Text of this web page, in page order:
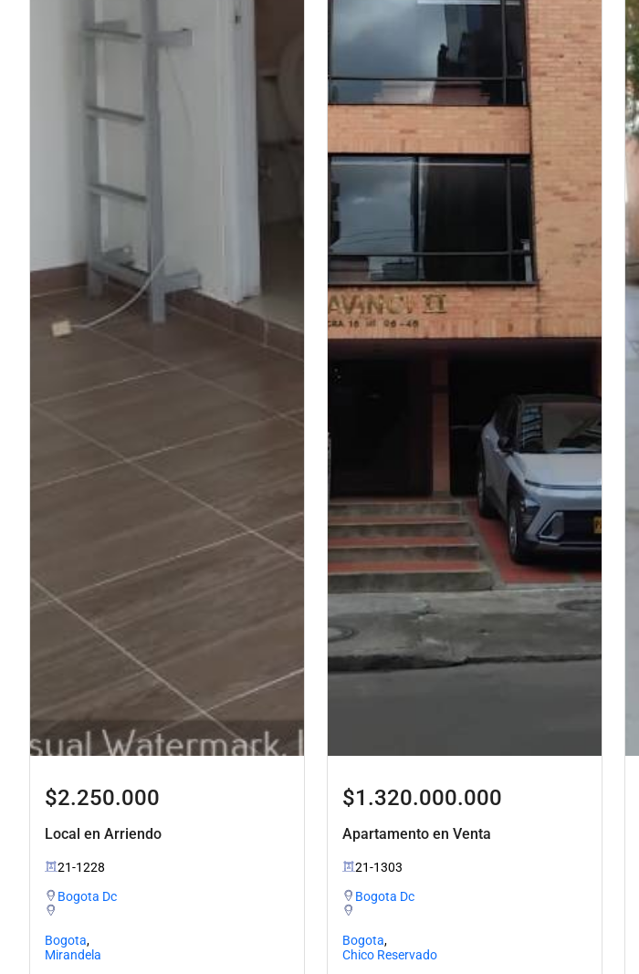
$2.250.000
Local en Arriendo
21-1228
Bogota Dc
Bogota,
Mirandela
$1.320.000.000
Apartamento en Venta
21-1303
Bogota Dc
Bogota,
Chico Reservado